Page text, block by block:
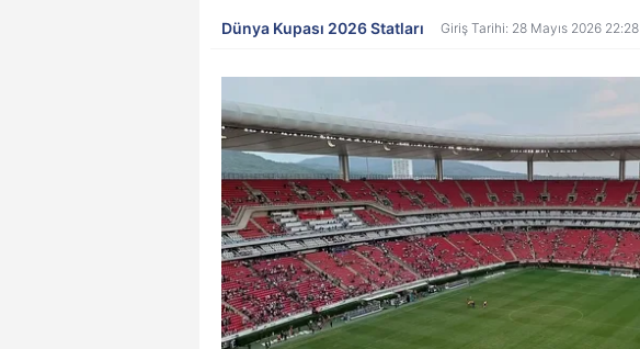
Dünya Kupası 2026 Statları Giriş Tarihi: 28 Mayıs 2026 22:28